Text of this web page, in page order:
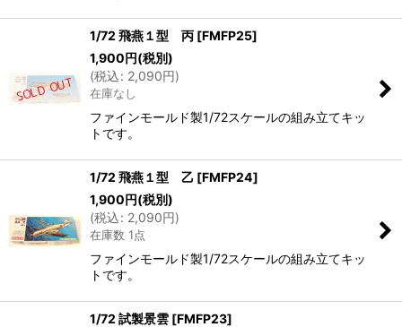
1/72 飛燕１型 丙 [FMFP25]
1,900円(税別)
(税込: 2,090円)
在庫なし
ファインモールド製1/72スケールの組み立てキッ
トです。
1/72 飛燕１型 乙 [FMFP24]
1,900円(税別)
(税込: 2,090円)
在庫数 1点
ファインモールド製1/72スケールの組み立てキッ
トです。
1/72 試製景雲 [FMFP23]